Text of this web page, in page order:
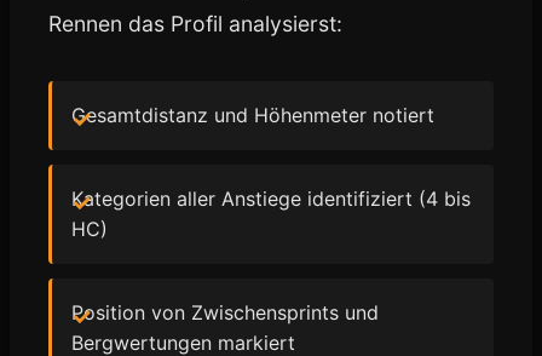
Rennen das Profil analysierst:
Gesamtdistanz und Höhenmeter notiert
Kategorien aller Anstiege identifiziert (4 bis
HC)
Position von Zwischensprints und
Bergwertungen markiert